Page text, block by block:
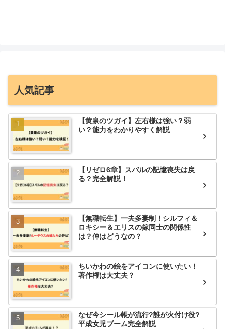
人気記事
【黄泉のツガイ】左右様は強い？弱
い？能力をわかりやすく解説
【リゼロ6章】スバルの記憶喪失は戻
る？完全解説！
【無職転生】一夫多妻制！シルフィ＆
ロキシー＆エリスの嫁同士の関係性
は？仲はどうなの？
ちいかわの絵をアイコンに使いたい！
著作権は大丈夫？
なぜ今シール帳が流行?誰が火付け役?
平成女児ブーム完全解説